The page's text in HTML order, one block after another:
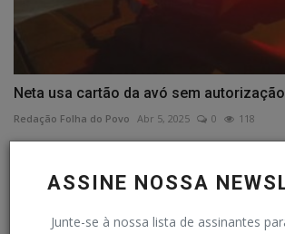
ASSINE NOSSA
Junte-se à nossa lista de assinantes
Neta usa cartão da avó sem autorização
Redação Folha do Povo Abr 5, 2025 0 118
COMENTÁRIOS